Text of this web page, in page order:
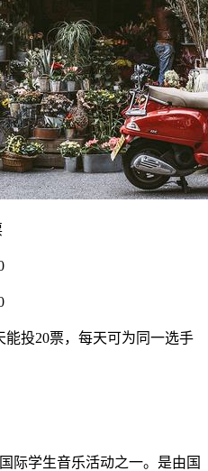
投20票，每天可为同一选手
际学生音乐活动之一。是由国